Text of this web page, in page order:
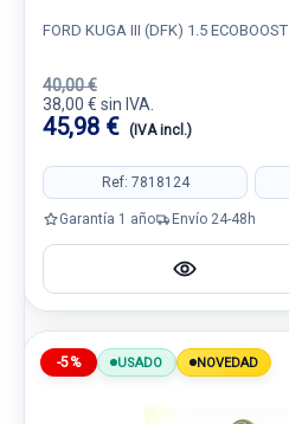
FORD KUGA III (DFK) 1.5 ECOBOOST
40,00 €
38,00 € sin IVA.
45,98 € (IVA incl.)
Ref: 7818124
Garantía 1 año Envío 24-48h
-5% USADO NOVEDAD